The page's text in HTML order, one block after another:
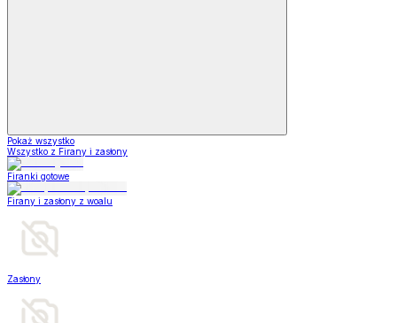
Pokaż wszystko
Wszystko z Firany i zasłony
Firanki gotowe
Firany i zasłony z woalu
Zasłony